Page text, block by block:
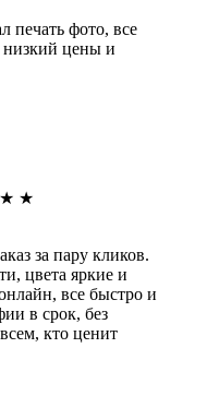
печать фото, все
низкий цены и
★ ★
за пару кликов.
цвета яркие и
все быстро и
в срок, без
кто ценит